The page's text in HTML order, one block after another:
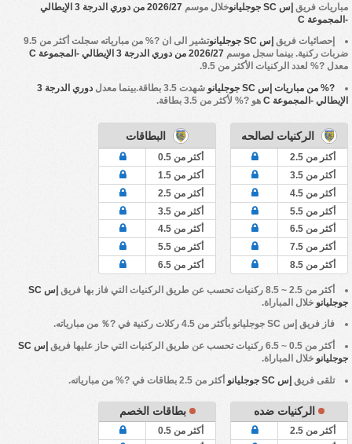
مباريات فريق إس SC جوجليانو خلال موسم
2026/27 من دوري الدرجة 3 الإيطالي
-المجموعة C
إحصائيات فريق إس SC جوجليانو
تشير الى ان ?% من مبارياته سجلت أكثر من 9.5
ضربات ركنية. بينما سجل موسم 2026/27 من دوري الدرجة 3 الإيطالي -المجموعة C
معدل ?% لعدد الركنيات الأكثر من 9.5.
?% من مباريات إس SC جوجليانو شهدت 3.5 بطاقة.بينما معدل
دوري الدرجة 3
الإيطالي -المجموعة C
هو ?% لأكثر من 3.5 بطاقة.
الركنيات لصالحه
أكثر من 2.5
أكثر من 3.5
أكثر من 4.5
أكثر من 5.5
أكثر من 6.5
أكثر من 7.5
أكثر من 8.5
البطاقات
أكثر من 0.5
أكثر من 1.5
أكثر من 2.5
أكثر من 3.5
أكثر من 4.5
أكثر من 5.5
أكثر من 6.5
أكثر من 2.5 ~ 8.5 ركنيات تحسب عن طريق الركنيات التي فاز بها فريق
إس SC
جوجليانو خلال المباراة.
فاز فريق إس SC جوجليانو بأكثر من 4.5 ركلات ركنية في ?％ من مبارياته.
أكثر من 0.5 ~ 6.5 ركنيات تحسب عن طريق الركنيات التي حاز عليها فريق
إس SC
جوجليانو خلال المباراة.
تلقى فريق إس SC جوجليانو أكثر من 2.5 بطاقات في ?% من مبارياته.
الركنيات ضده
أكثر من 2.5
بطاقات الخصم
أكثر من 0.5